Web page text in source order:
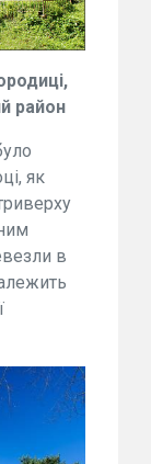
район
як
в